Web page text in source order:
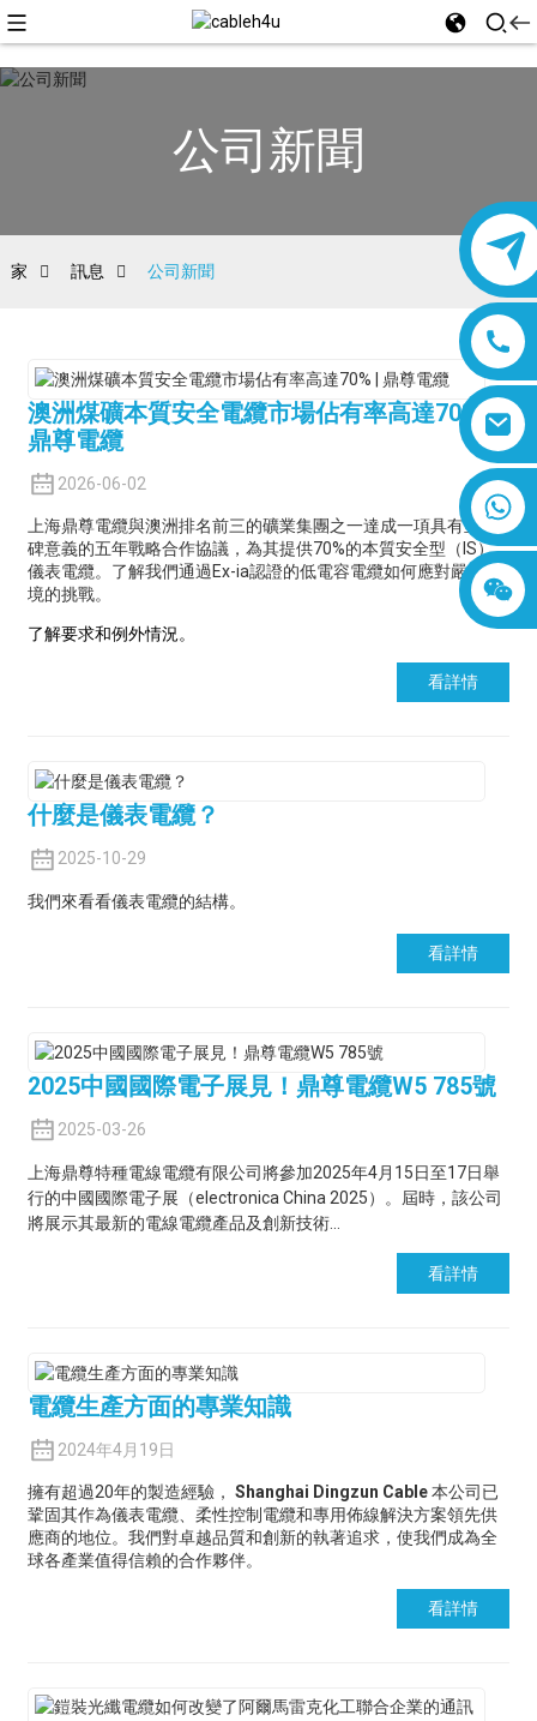
公司新聞
家 訊息 公司新聞
澳洲煤礦本質安全電纜市場佔有率高達70% |
鼎尊電纜
2026-06-02
上海鼎尊電纜與澳洲排名前三的礦業集團之一達成一項具有里程
碑意義的五年戰略合作協議，為其提供70%的本質安全型（IS）
儀表電纜。了解我們通過Ex-ia認證的低電容電纜如何應對嚴苛環
境的挑戰。
了解要求和例外情況。
看詳情
什麼是儀表電纜？
2025-10-29
我們來看看儀表電纜的結構。
看詳情
2025中國國際電子展見！鼎尊電纜W5 785號
2025-03-26
上海鼎尊特種電線電纜有限公司將參加2025年4月15日至17日舉
行的中國國際電子展（electronica China 2025）。屆時，該公司
將展示其最新的電線電纜產品及創新技術…
看詳情
電纜生產方面的專業知識
2024年4月19日
擁有超過20年的製造經驗， Shanghai Dingzun Cable本公司已
鞏固其作為儀表電纜、柔性控制電纜和專用佈線解決方案領先供
應商的地位。我們對卓越品質和創新的執著追求，使我們成為全
球各產業值得信賴的合作夥伴。
看詳情